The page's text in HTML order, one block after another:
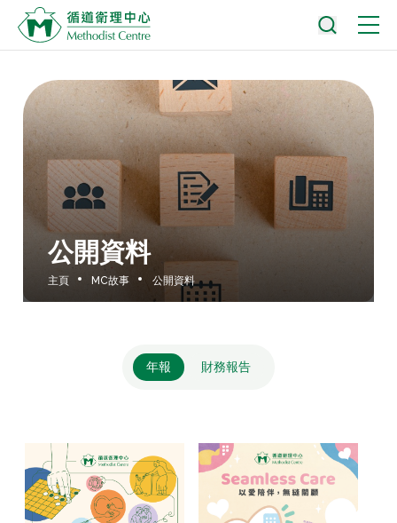
公開資料
主頁 MC故事 公開資料
年報 財務報告